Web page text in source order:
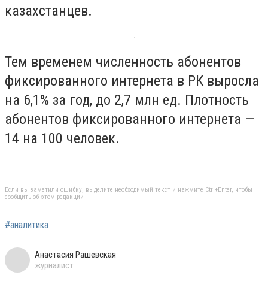
казахстанцев.
Тем временем численность абонентов
фиксированного интернета в РК выросла
на 6,1% за год, до 2,7 млн ед. Плотность
абонентов фиксированного интернета —
14 на 100 человек.
Если вы заметили ошибку, выделите необходимый текст и нажмите Ctrl+Enter, чтобы
сообщить об этом редакции
#аналитика
Анастасия Рашевская
журналист